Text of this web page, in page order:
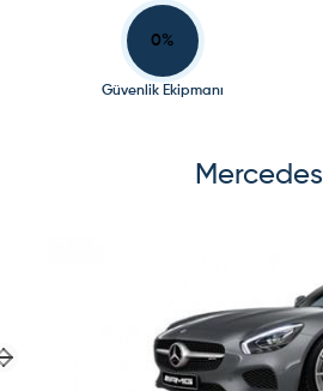
0%
Güvenlik Ekipmanı
Mercedes
Previous slide
Next slide